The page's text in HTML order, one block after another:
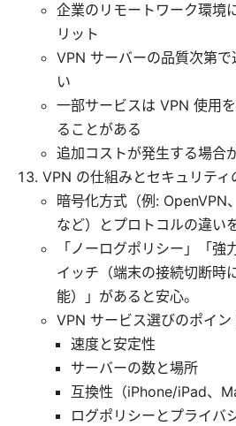
企業のリモートワーク環境
リット
VPN サーバーの品質次第
い
一部サービスは VPN 使用
ることがある
追加コストが発生する場合
VPN の仕組みとセキュリティ
暗号化方式（例: OpenVPN
など）とプロトコルの違い
「ノーログポリシー」「強
イッチ（端末の接続切断時
能）」があると安心。
VPN サービス選びのポイン
速度と安定性
サーバーの数と場所
互換性（iPhone/iPad、
ログポリシーとプライバ